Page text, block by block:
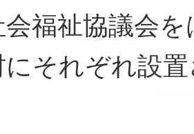
会福祉協議会
にそれぞれ設